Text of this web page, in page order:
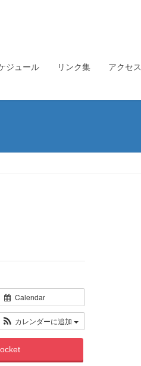
ジュール リンク集 アクセス
Calendar
カレンダーに追加